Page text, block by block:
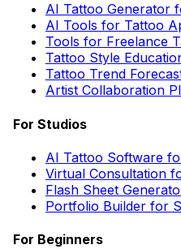
AI Tattoo Generator
AI Tools for Tattoo
Tools for Freelance
Tattoo Style
Tattoo Trend
Artist Collaboration
For Studios
AI Tattoo Software
Virtual Consultation
Flash Sheet
Portfolio Builder for
For Beginners